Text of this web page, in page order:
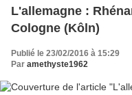
L'allemagne :
Cologne (Kôln)
Publié le 23/02/2016 à 15:29
Par amethyste1962